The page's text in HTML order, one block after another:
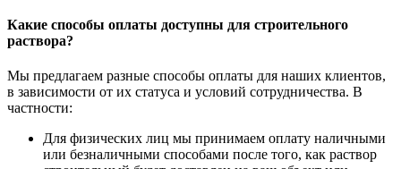
Какие способы оплаты доступны для строительного
раствора?
Мы предлагаем разные способы оплаты для наших клиентов,
в зависимости от их статуса и условий сотрудничества. В
частности:
Для физических лиц мы принимаем оплату наличными
или безналичными способами после того, как раствор